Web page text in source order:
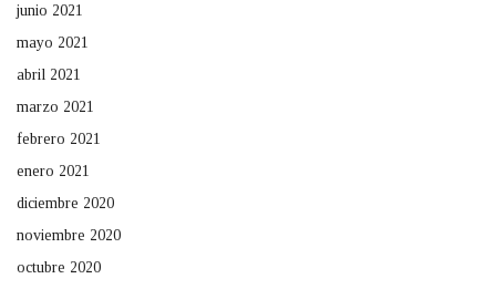
junio 2021
mayo 2021
abril 2021
marzo 2021
febrero 2021
enero 2021
diciembre 2020
noviembre 2020
octubre 2020